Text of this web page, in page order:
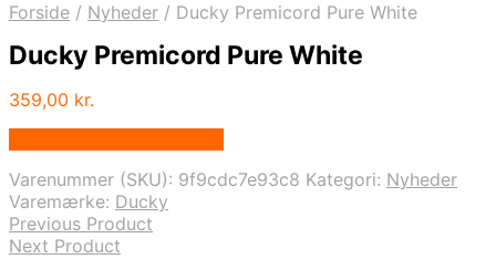
Forside / Nyheder / Ducky Premicord Pure White
Ducky Premicord Pure White
359,00 kr.
Varenummer (SKU): 9f9cdc7e93c8 Kategori: Nyheder
Varemærke: Ducky
Previous Product
Next Product